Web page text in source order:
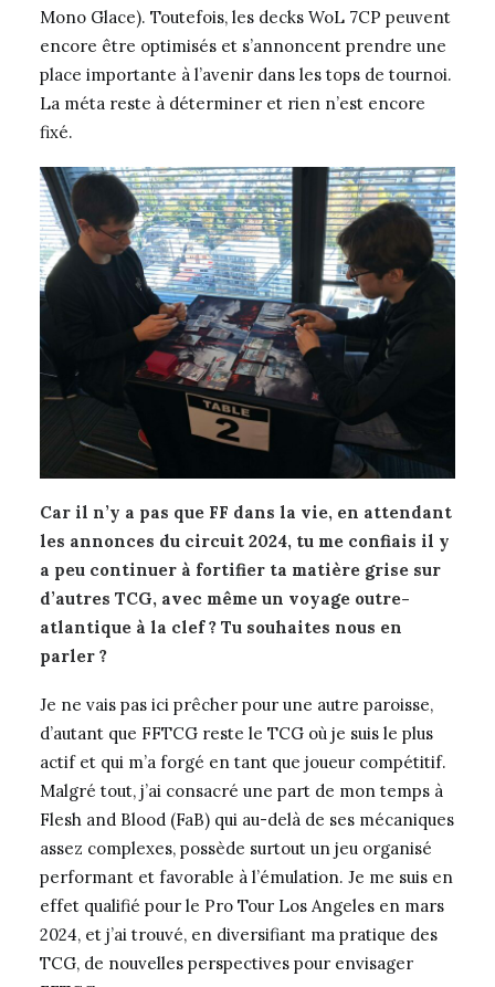
Mono Glace). Toutefois, les decks WoL 7CP peuvent
encore être optimisés et s’annoncent prendre une
place importante à l’avenir dans les tops de tournoi.
La méta reste à déterminer et rien n’est encore
fixé.
Car il n’y a pas que FF dans la vie, en attendant
les annonces du circuit 2024, tu me confiais il y
a peu continuer à fortifier ta matière grise sur
d’autres TCG, avec même un voyage outre-
atlantique à la clef ? Tu souhaites nous en
parler ?
Je ne vais pas ici prêcher pour une autre paroisse,
d’autant que FFTCG reste le TCG où je suis le plus
actif et qui m’a forgé en tant que joueur compétitif.
Malgré tout, j’ai consacré une part de mon temps à
Flesh and Blood (FaB) qui au-delà de ses mécaniques
assez complexes, possède surtout un jeu organisé
performant et favorable à l’émulation. Je me suis en
effet qualifié pour le Pro Tour Los Angeles en mars
2024, et j’ai trouvé, en diversifiant ma pratique des
TCG, de nouvelles perspectives pour envisager